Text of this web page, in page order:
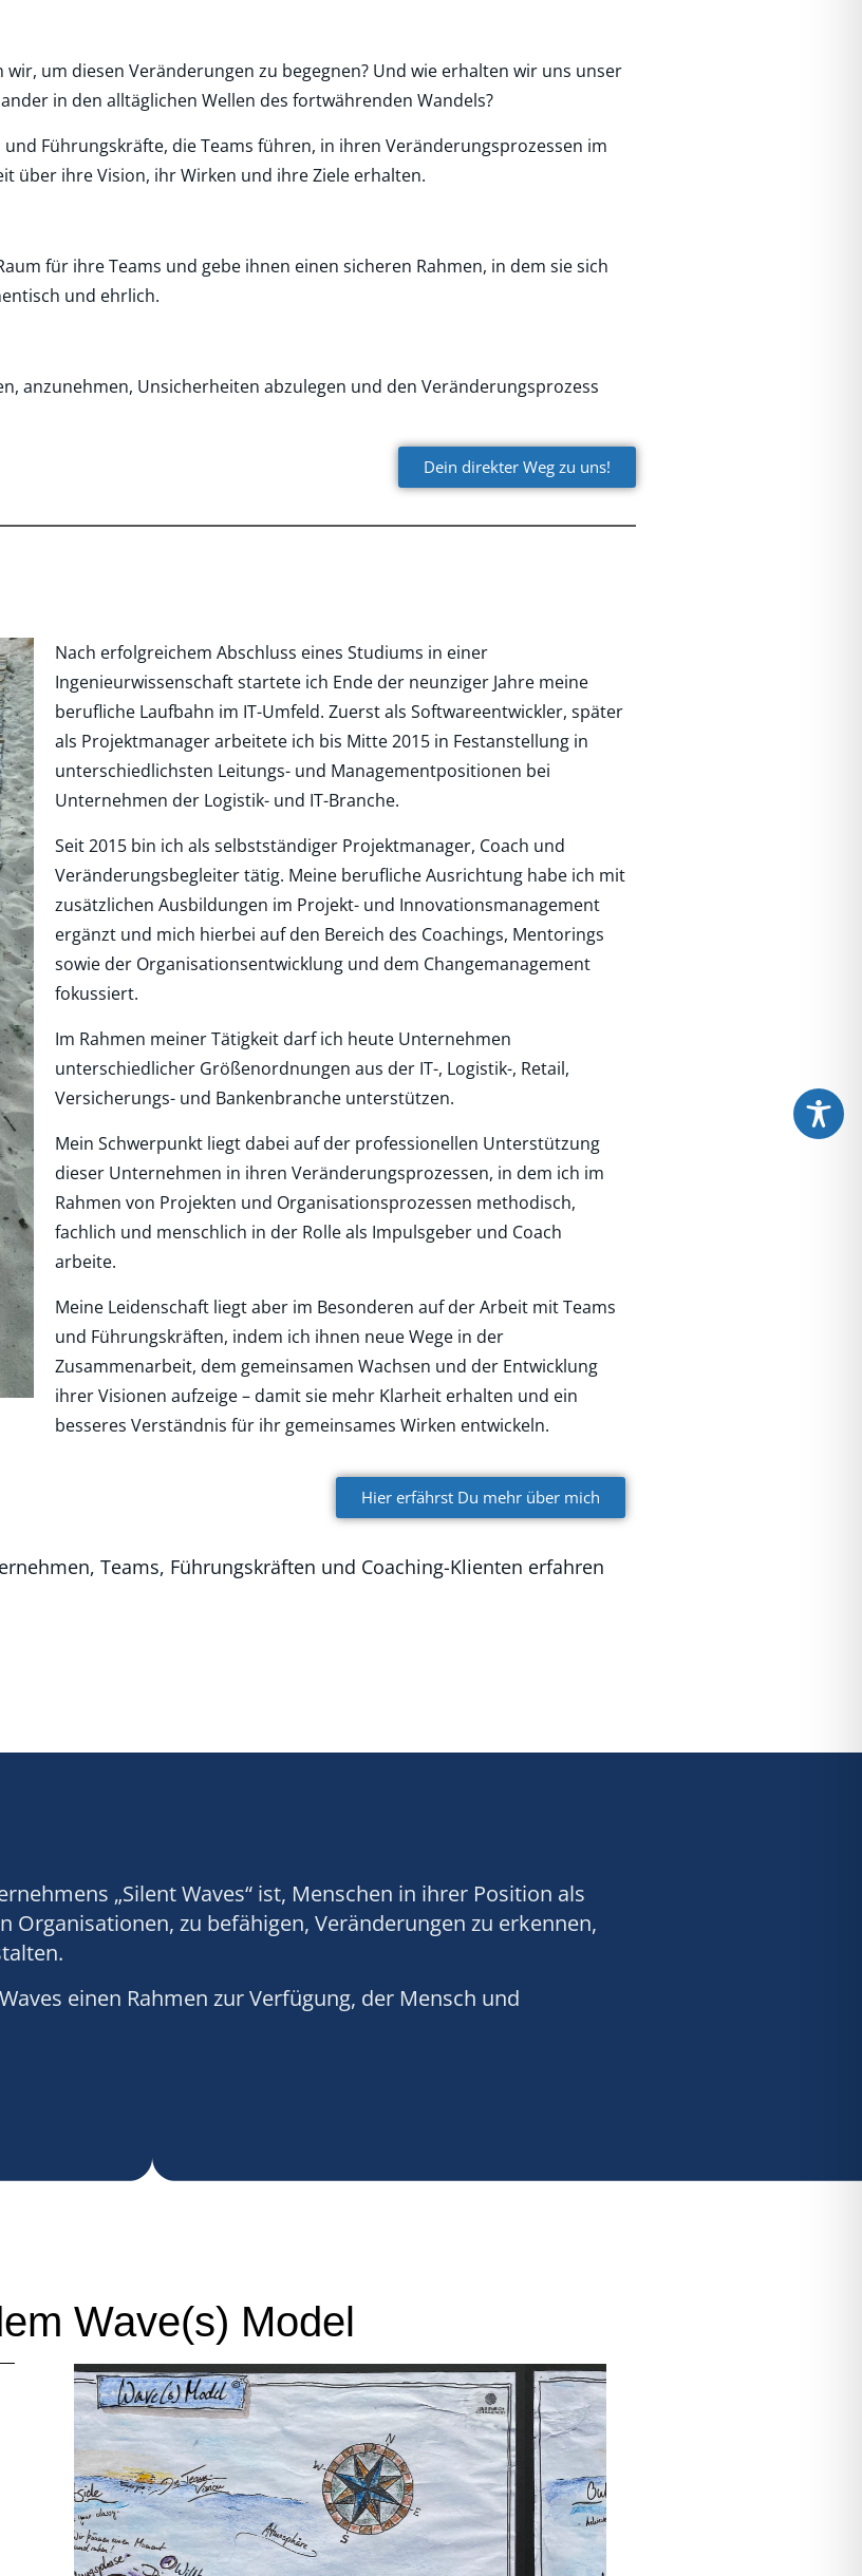
um diesen Veränderungen zu begegnen? Und wie erhalten wir uns unser
in den alltäglichen Wellen des fortwährenden Wandels?
Führungskräfte, die Teams führen, in ihren Veränderungsprozessen im
über ihre Vision, ihr Wirken und ihre Ziele erhalten.
für ihre Teams und gebe ihnen einen sicheren Rahmen, in dem sie sich
und ehrlich.
anzunehmen, Unsicherheiten abzulegen und den Veränderungsprozess
Dein direkter Weg zu uns!
Nach erfolgreichem Abschluss eines Studiums in einer
Ingenieurwissenschaft startete ich Ende der neunziger Jahre meine
berufliche Laufbahn im IT-Umfeld. Zuerst als Softwareentwickler, später
als Projektmanager arbeitete ich bis Mitte 2015 in Festanstellung in
unterschiedlichsten Leitungs- und Managementpositionen bei
Unternehmen der Logistik- und IT-Branche.
Seit 2015 bin ich als selbstständiger Projektmanager, Coach und
Veränderungsbegleiter tätig. Meine berufliche Ausrichtung habe ich mit
zusätzlichen Ausbildungen im Projekt- und Innovationsmanagement
ergänzt und mich hierbei auf den Bereich des Coachings, Mentorings
sowie der Organisationsentwicklung und dem Changemanagement
fokussiert.
Im Rahmen meiner Tätigkeit darf ich heute Unternehmen
unterschiedlicher Größenordnungen aus der IT-, Logistik-, Retail,
Versicherungs- und Bankenbranche unterstützen.
Mein Schwerpunkt liegt dabei auf der professionellen Unterstützung
dieser Unternehmen in ihren Veränderungsprozessen, in dem ich im
Rahmen von Projekten und Organisationsprozessen methodisch,
fachlich und menschlich in der Rolle als Impulsgeber und Coach
arbeite.
Meine Leidenschaft liegt aber im Besonderen auf der Arbeit mit Teams
und Führungskräften, indem ich ihnen neue Wege in der
Zusammenarbeit, dem gemeinsamen Wachsen und der Entwicklung
ihrer Visionen aufzeige – damit sie mehr Klarheit erhalten und ein
besseres Verständnis für ihr gemeinsames Wirken entwickeln.
Hier erfährst Du mehr über mich
Teams, Führungskräften und Coaching-Klienten erfahren
„Silent Waves“ ist, Menschen in ihrer Position als
zu befähigen, Veränderungen zu erkennen,
einen Rahmen zur Verfügung, der Mensch und
Wave(s) Model